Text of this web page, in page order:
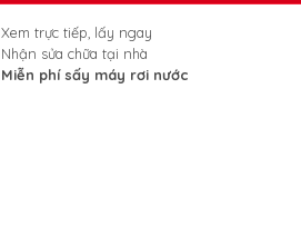
Xem trực tiếp, lấy ngay
Nhận sửa chữa tại nhà
Miễn phí sấy máy rơi nước